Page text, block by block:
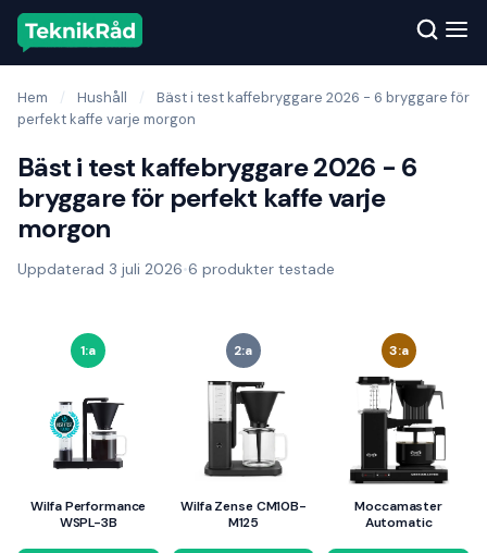
Hem / Hushåll /
Bäst i test kaffebryggare 2026 - 6 bryggare för
perfekt kaffe varje morgon
Bäst i test kaffebryggare 2026 - 6
bryggare för perfekt kaffe varje
morgon
Uppdaterad 3 juli 2026•6 produkter testade
1:a
Wilfa Performance
WSPL-3B
2:a
Wilfa Zense CM10B-
M125
3:a
Moccamaster
Automatic